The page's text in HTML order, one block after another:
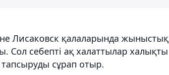
Лисаковск қалаларында жыныстық
Сол себепті ақ халаттылар халықты
сұрап отыр.